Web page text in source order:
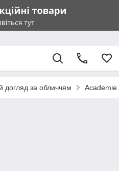
догляд за обличчям Academie